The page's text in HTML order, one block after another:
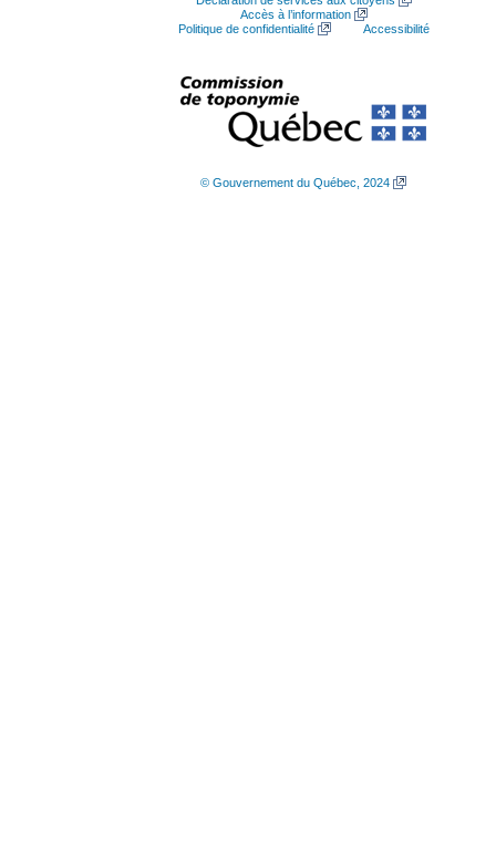
Accès à l’information
Politique de confidentialité
Accessibilité
© Gouvernement du Québec, 2024